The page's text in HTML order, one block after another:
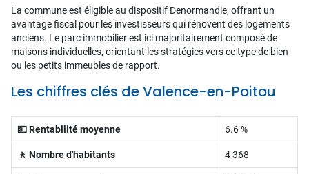
La commune est éligible au dispositif Denormandie, offrant un
avantage fiscal pour les investisseurs qui rénovent des logements
anciens. Le parc immobilier est ici majoritairement composé de
maisons individuelles, orientant les stratégies vers ce type de bien
ou les petits immeubles de rapport.
Les chiffres clés de Valence-en-Poitou
💵 Rentabilité moyenne 6.6 %
🚶 Nombre d'habitants 4 368